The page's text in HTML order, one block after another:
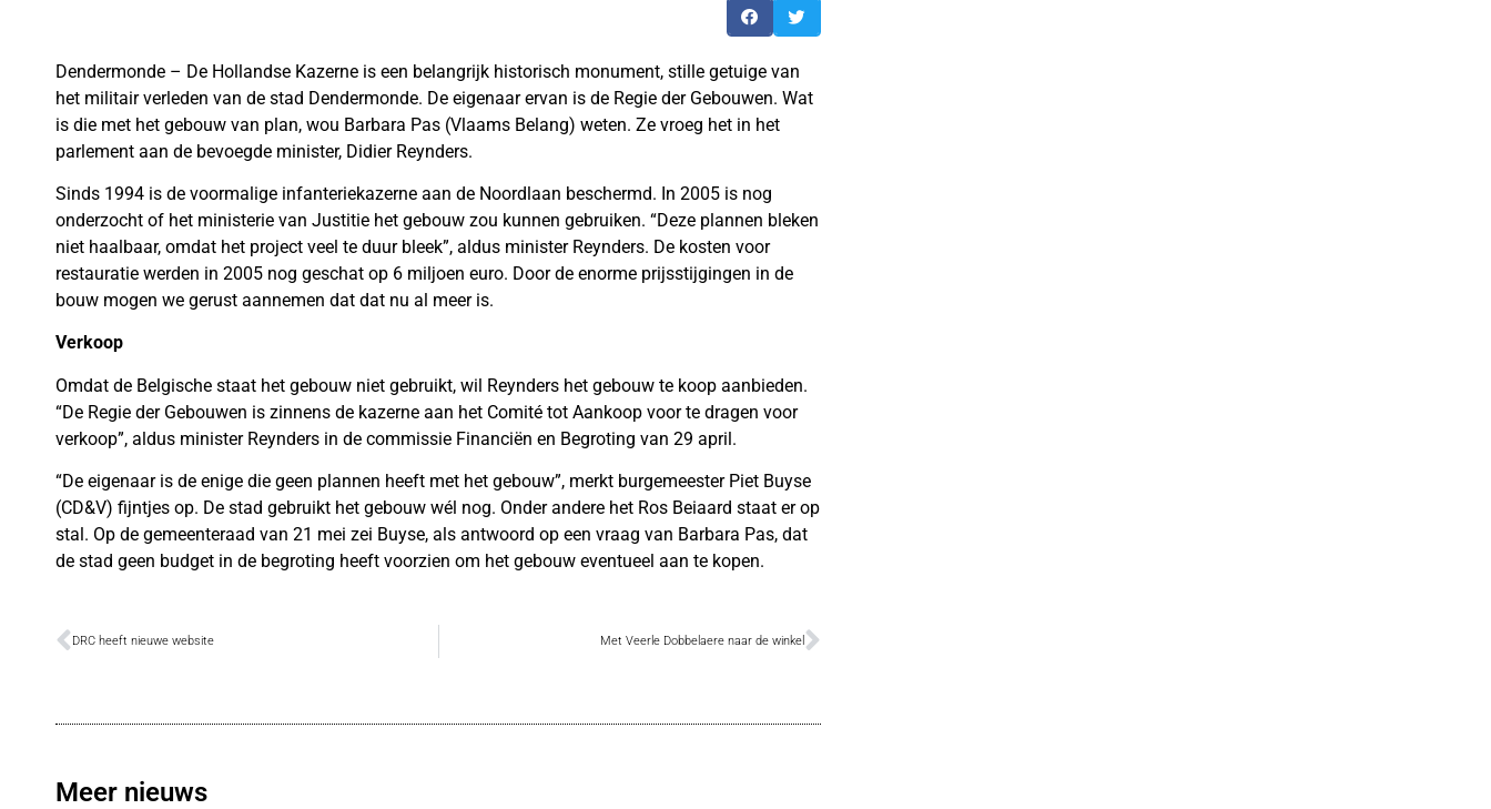
Dendermonde – De Hollandse Kazerne is een belangrijk historisch monument, stille getuige van
het militair verleden van de stad Dendermonde. De eigenaar ervan is de Regie der Gebouwen. Wat
is die met het gebouw van plan, wou Barbara Pas (Vlaams Belang) weten. Ze vroeg het in het
parlement aan de bevoegde minister, Didier Reynders.
Sinds 1994 is de voormalige infanteriekazerne aan de Noordlaan beschermd. In 2005 is nog
onderzocht of het ministerie van Justitie het gebouw zou kunnen gebruiken. “Deze plannen bleken
niet haalbaar, omdat het project veel te duur bleek”, aldus minister Reynders. De kosten voor
restauratie werden in 2005 nog geschat op 6 miljoen euro. Door de enorme prijsstijgingen in de
bouw mogen we gerust aannemen dat dat nu al meer is.
Verkoop
Omdat de Belgische staat het gebouw niet gebruikt, wil Reynders het gebouw te koop aanbieden.
“De Regie der Gebouwen is zinnens de kazerne aan het Comité tot Aankoop voor te dragen voor
verkoop”, aldus minister Reynders in de commissie Financiën en Begroting van 29 april.
“De eigenaar is de enige die geen plannen heeft met het gebouw”, merkt burgemeester Piet Buyse
(CD&V) fijntjes op. De stad gebruikt het gebouw wél nog. Onder andere het Ros Beiaard staat er op
stal. Op de gemeenteraad van 21 mei zei Buyse, als antwoord op een vraag van Barbara Pas, dat
de stad geen budget in de begroting heeft voorzien om het gebouw eventueel aan te kopen.
DRC heeft nieuwe website Met Veerle Dobbelaere naar de winkel
Meer nieuws